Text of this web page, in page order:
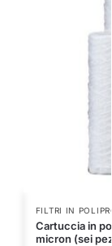
FILTRI IN
Cartuccia in
micron (sei